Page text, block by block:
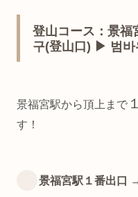
登山コース：景
구(登山口) ▶︎ 범
景福宮駅から頂上まで
す！
景福宮駅１番出口